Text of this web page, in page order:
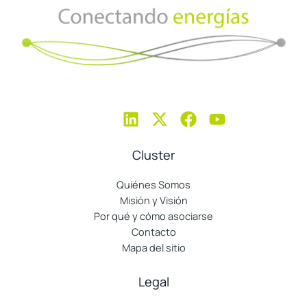
Cluster
Quiénes Somos
Misión y Visión
Por qué y cómo asociarse
Contacto
Mapa del sitio
Legal